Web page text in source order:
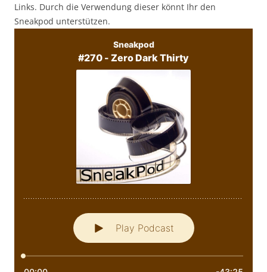
Links. Durch die Verwendung dieser könnt Ihr den
Sneakpod unterstützen.